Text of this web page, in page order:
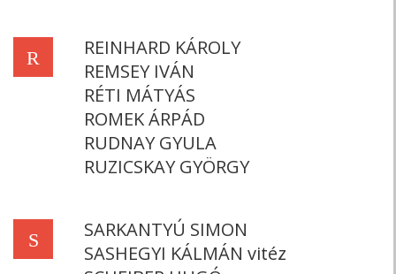
R
REINHARD KÁROLY
REMSEY IVÁN
RÉTI MÁTYÁS
ROMEK ÁRPÁD
RUDNAY GYULA
RUZICSKAY GYÖRGY
S
SARKANTYÚ SIMON
SASHEGYI KÁLMÁN vitéz